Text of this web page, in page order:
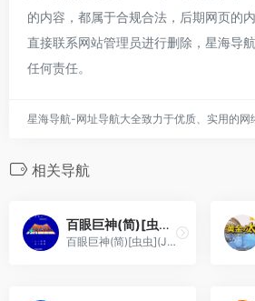
的内容，都属于合规合法，后期网页的
直接联系网站管理员进行删除，星海导
任何责任。
星海导航-网址导航大全致力于优质、实用的网
相关导航
百眼巨神(简)[虫虫](JP)[STG](0.37Mb)
百眼巨神(简)[虫虫](JP)[STG](0.37Mb)